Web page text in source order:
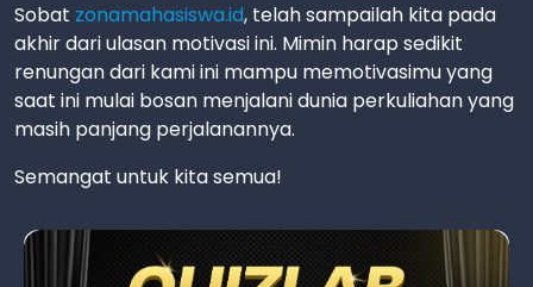
Sobat zonamahasiswa.id, telah sampailah kita pada
akhir dari ulasan motivasi ini. Mimin harap sedikit
renungan dari kami ini mampu memotivasimu yang
saat ini mulai bosan menjalani dunia perkuliahan yang
masih panjang perjalanannya.
Semangat untuk kita semua!